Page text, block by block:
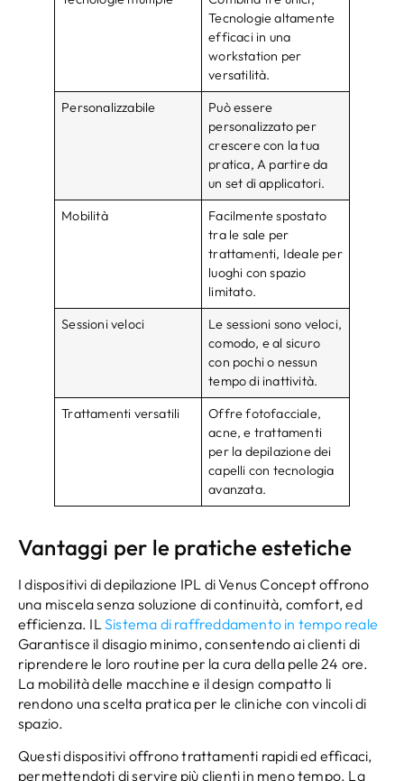
Tecnologie altamente
efficaci in una
workstation per
versatilità.
Personalizzabile
Può essere
personalizzato per
crescere con la tua
pratica, A partire da
un set di applicatori.
Mobilità
Facilmente spostato
tra le sale per
trattamenti, Ideale per
luoghi con spazio
limitato.
Sessioni veloci
Le sessioni sono veloci,
comodo, e al sicuro
con pochi o nessun
tempo di inattività.
Trattamenti versatili
Offre fotofacciale,
acne, e trattamenti
per la depilazione dei
capelli con tecnologia
avanzata.
Vantaggi per le pratiche estetiche
I dispositivi di depilazione IPL di Venus Concept offrono
una miscela senza soluzione di continuità, comfort, ed
efficienza. IL Sistema di raffreddamento in tempo reale
Garantisce il disagio minimo, consentendo ai clienti di
riprendere le loro routine per la cura della pelle 24 ore.
La mobilità delle macchine e il design compatto li
rendono una scelta pratica per le cliniche con vincoli di
spazio.
Questi dispositivi offrono trattamenti rapidi ed efficaci,
permettendoti di servire più clienti in meno tempo. La